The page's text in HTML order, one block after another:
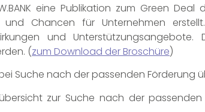
eine Publikation zum Green
und Chancen für Unternehmen
und
(zum Download der Broschüre)
Suche nach der passenden Förderung
zur Suche nach der